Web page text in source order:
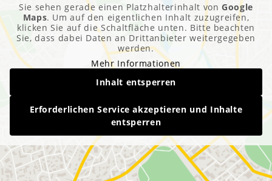
Sie sehen gerade einen Platzhalterinhalt vonGoogle
Maps. Um auf den eigentlichen Inhalt zuzugreifen,
klicken Sie auf die Schaltfläche unten. Bitte beachten
Sie, dass dabei Daten an Drittanbieter weitergegeben
werden.
Mehr Informationen
Inhalt entsperren
Erforderlichen Service akzeptieren und Inhalte
entsperren